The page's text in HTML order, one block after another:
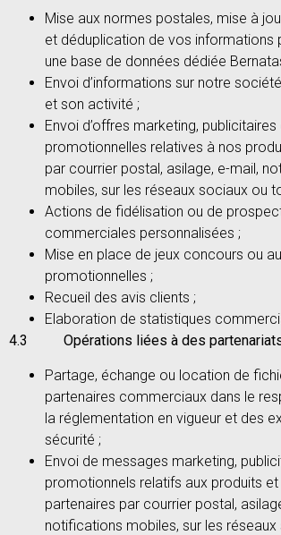
Mise aux normes postales, mise à
et déduplication de vos informations
une base de données dédiée
Envoi d’informations sur notre
et son activité ;
Envoi d’offres marketing, publicitaires
promotionnelles relatives à nos
par courrier postal, asilage, e-mail,
mobiles, sur les réseaux sociaux ou
Actions de fidélisation ou de
commerciales personnalisées ;
Mise en place de jeux concours ou
promotionnelles ;
Recueil des avis clients ;
Elaboration de statistiques
4.3
Opérations liées à des
Partage, échange ou location de
partenaires commerciaux dans le
la réglementation en vigueur et des
sécurité ;
Envoi de messages marketing,
promotionnels relatifs aux produits
partenaires par courrier postal,
notifications mobiles, sur les